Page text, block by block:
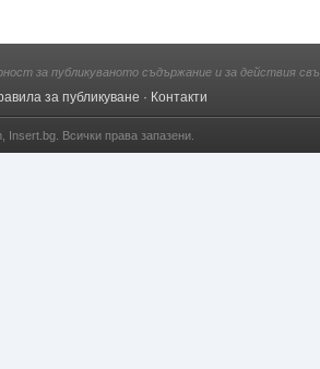
за публикуваното съдържание и за действия
за публикуване · Контакти
Insert.bg . Всички права запазени.